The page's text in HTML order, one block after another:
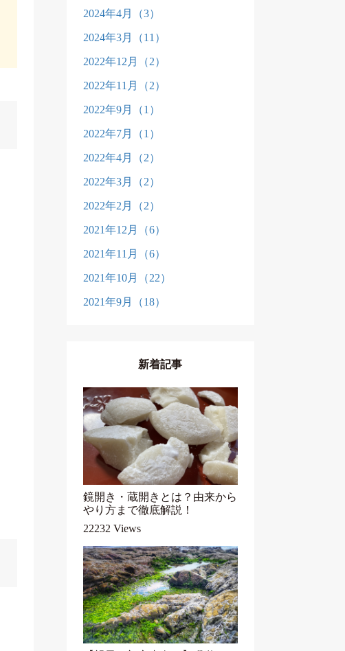
2024年4月（3）
2024年3月（11）
2022年12月（2）
2022年11月（2）
2022年9月（1）
2022年7月（1）
2022年4月（2）
2022年3月（2）
2022年2月（2）
2021年12月（6）
2021年11月（6）
2021年10月（22）
2021年9月（18）
新着記事
鏡開き・蔵開きとは？由来から
やり方まで徹底解説！
22232 Views